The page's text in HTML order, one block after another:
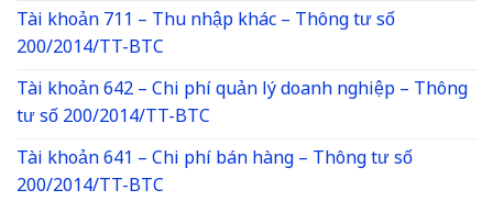
Tài khoản 711 – Thu nhập khác – Thông tư số
200/2014/TT-BTC
Tài khoản 642 – Chi phí quản lý doanh nghiệp – Thông
tư số 200/2014/TT-BTC
Tài khoản 641 – Chi phí bán hàng – Thông tư số
200/2014/TT-BTC